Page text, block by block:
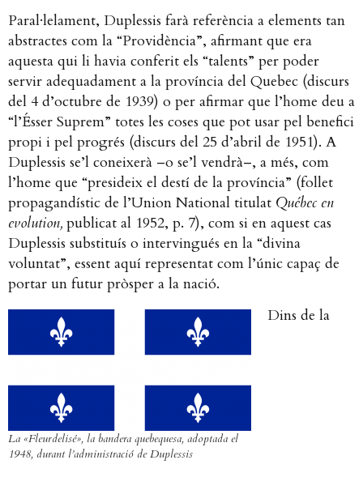
Paral·lelament, Duplessis farà referència a elements tan
abstractes com la “Providència”, afirmant que era
aquesta qui li havia conferit els “talents” per poder
servir adequadament a la província del Quebec (discurs
del 4 d’octubre de 1939) o per afirmar que l’home deu a
“l’Ésser Suprem” totes les coses que pot usar pel benefici
propi i pel progrés (discurs del 25 d’abril de 1951). A
Duplessis se’l coneixerà –o se’l vendrà–, a més, com
l’home que “presideix el destí de la província” (follet
propagandístic de l’Union National titulat Québec en
evolution, publicat al 1952, p. 7), com si en aquest cas
Duplessis substituís o intervingués en la “divina
voluntat”, essent aquí representat com l’únic capaç de
portar un futur pròsper a la nació.
La «Fleurdelisé», la bandera quebequesa, adoptada el
1948, durant l’administració de Duplessis
Dins de la